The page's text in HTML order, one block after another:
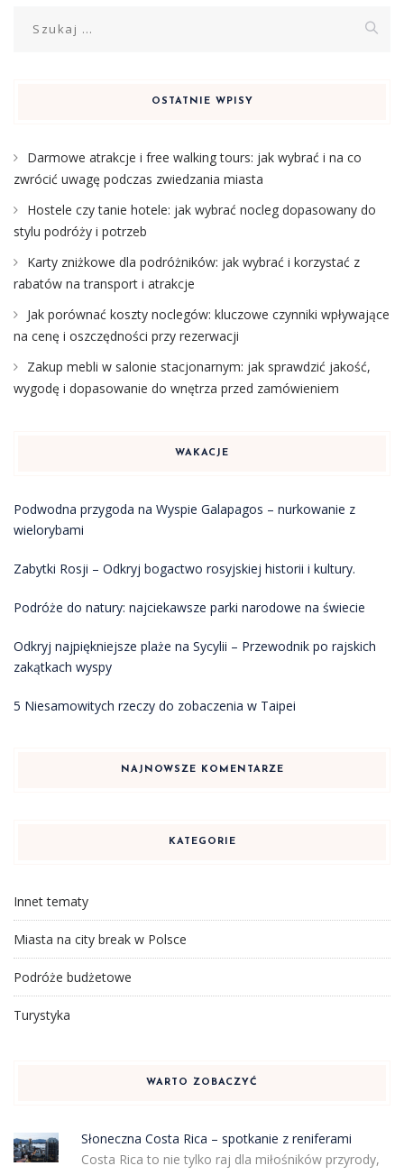
OSTATNIE WPISY
Darmowe atrakcje i free walking tours: jak wybrać i na co
zwrócić uwagę podczas zwiedzania miasta
Hostele czy tanie hotele: jak wybrać nocleg dopasowany do
stylu podróży i potrzeb
Karty zniżkowe dla podróżników: jak wybrać i korzystać z
rabatów na transport i atrakcje
Jak porównać koszty noclegów: kluczowe czynniki wpływające
na cenę i oszczędności przy rezerwacji
Zakup mebli w salonie stacjonarnym: jak sprawdzić jakość,
wygodę i dopasowanie do wnętrza przed zamówieniem
WAKACJE
Podwodna przygoda na Wyspie Galapagos – nurkowanie z
wielorybami
Zabytki Rosji – Odkryj bogactwo rosyjskiej historii i kultury.
Podróże do natury: najciekawsze parki narodowe na świecie
Odkryj najpiękniejsze plaże na Sycylii – Przewodnik po rajskich
zakątkach wyspy
5 Niesamowitych rzeczy do zobaczenia w Taipei
NAJNOWSZE KOMENTARZE
KATEGORIE
Innet tematy
Miasta na city break w Polsce
Podróże budżetowe
Turystyka
WARTO ZOBACZYĆ
Słoneczna Costa Rica – spotkanie z reniferami
Costa Rica to nie tylko raj dla miłośników przyrody,